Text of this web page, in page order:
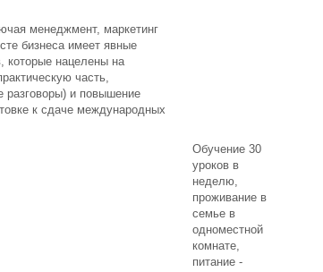
менеджмент, маркетинг
бизнеса имеет явные
которые нацелены на
часть,
разговоры) и повышение
к сдаче международных
Обучение 30
уроков в
неделю,
проживание в
семье в
одноместной
комнате,
питание -